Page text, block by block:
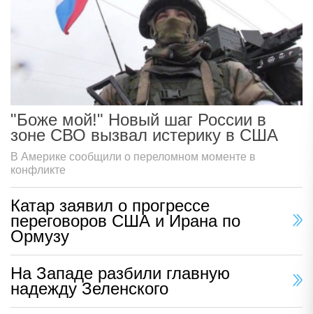
"Боже мой!" Новый шаг России в
зоне СВО вызвал истерику в США
В Америке сообщили о переломном моменте в
конфликте
Катар заявил о прогрессе
переговоров США и Ирана по
Ормузу
На Западе разбили главную
надежду Зеленского